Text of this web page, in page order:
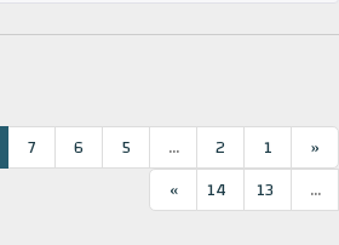
«
1
2
...
5
6
7
...
13
14
»